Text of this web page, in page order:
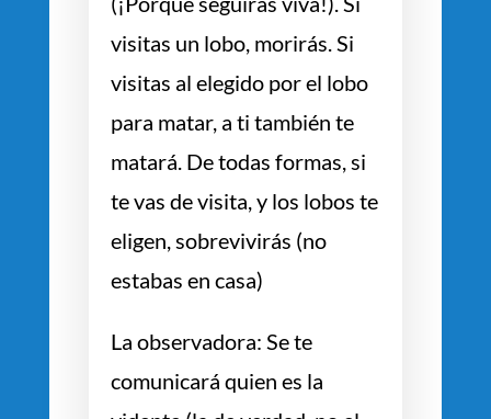
visitas un lobo, morirás. Si
visitas al elegido por el lobo
para matar, a ti también te
matará. De todas formas, si
te vas de visita, y los lobos te
eligen, sobrevivirás (no
estabas en casa)
La observadora: Se te
comunicará quien es la